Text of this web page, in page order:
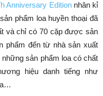
Anniversary Editionnhân kỉ
phẩm loa huyền thoại đã
và chỉ có 70 cặp được sản
phẩm đến từ nhà sản xuất
sản phẩm loa có chất
hiệu danh tiếng như